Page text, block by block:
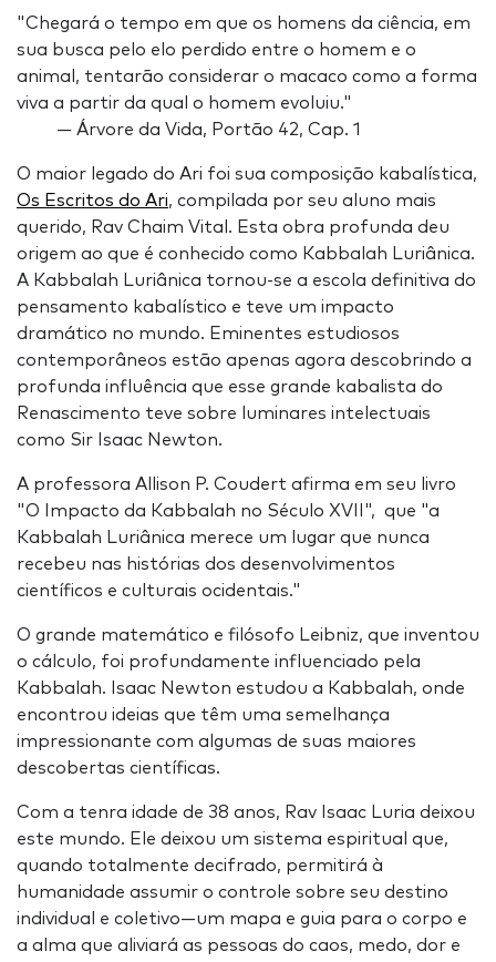
"Chegará o tempo em que os homens da ciência, em
sua busca pelo elo perdido entre o homem e o
animal, tentarão considerar o macaco como a forma
viva a partir da qual o homem evoluiu."
— Árvore da Vida, Portão 42, Cap. 1
O maior legado do Ari foi sua composição kabalística,
Os Escritos do Ari, compilada por seu aluno mais
querido, Rav Chaim Vital. Esta obra profunda deu
origem ao que é conhecido como Kabbalah Luriânica.
A Kabbalah Luriânica tornou-se a escola definitiva do
pensamento kabalístico e teve um impacto
dramático no mundo. Eminentes estudiosos
contemporâneos estão apenas agora descobrindo a
profunda influência que esse grande kabalista do
Renascimento teve sobre luminares intelectuais
como Sir Isaac Newton.
A professora Allison P. Coudert afirma em seu livro
"O Impacto da Kabbalah no Século XVII", que "a
Kabbalah Luriânica merece um lugar que nunca
recebeu nas histórias dos desenvolvimentos
científicos e culturais ocidentais."
O grande matemático e filósofo Leibniz, que inventou
o cálculo, foi profundamente influenciado pela
Kabbalah. Isaac Newton estudou a Kabbalah, onde
encontrou ideias que têm uma semelhança
impressionante com algumas de suas maiores
descobertas científicas.
Com a tenra idade de 38 anos, Rav Isaac Luria deixou
este mundo. Ele deixou um sistema espiritual que,
quando totalmente decifrado, permitirá à
humanidade assumir o controle sobre seu destino
individual e coletivo—um mapa e guia para o corpo e
a alma que aliviará as pessoas do caos, medo, dor e